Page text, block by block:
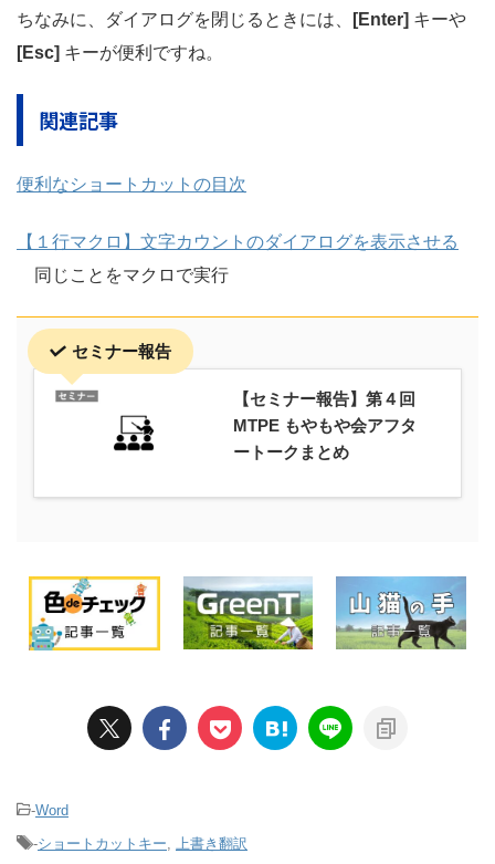
ちなみに、ダイアログを閉じるときには、 [Enter] キーや
[Esc] キーが便利ですね。
関連記事
便利なショートカットの目次
【１行マクロ】文字カウントのダイアログを表示させる
同じことをマクロで実行
セミナー報告
【セミナー報告】第４回
MTPE もやもや会アフタ
ートークまとめ
-Word
-ショートカットキー 上書き翻訳